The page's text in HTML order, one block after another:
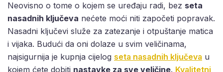
Neovisno o tome o kojem se uređaju radi, bez seta
nasadnih ključeva nećete moći niti započeti popravak.
Nasadni ključevi služe za zatezanje i otpuštanje matica
i vijaka. Budući da oni dolaze u svim veličinama,
najsigurnija je kupnja cijelog seta nasadnih ključeva u
kojem ćete dobiti nastavke za sve veličine. Kvalitetni